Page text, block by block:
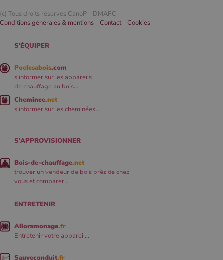
(c) Tous droits réservés CanoP - DMARC
Conditions générales & mentions - Contact- Cookies
S'ÉQUIPER
Poelesabois.com
s'informer sur les appareils
de chauffage au bois...
Cheminee.net
s'informer sur les cheminées...
S'APPROVISIONNER
Bois-de-chauffage.net
trouver un vendeur de bois près de chez
vous et comparer...
ENTRETENIR
Alloramonage.fr
Entretenir votre appareil...
Sauveconduit.fr